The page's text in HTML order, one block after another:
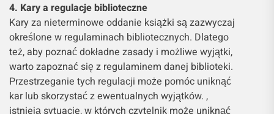
4. Kary a regulacje biblioteczne
Kary za nieterminowe oddanie książki są zazwyczaj
określone w regulaminach bibliotecznych. Dlatego
też, aby poznać dokładne zasady i możliwe wyjątki,
warto zapoznać się z regulaminem danej biblioteki.
Przestrzeganie tych regulacji może pomóc uniknąć
kar lub skorzystać z ewentualnych wyjątków. ,